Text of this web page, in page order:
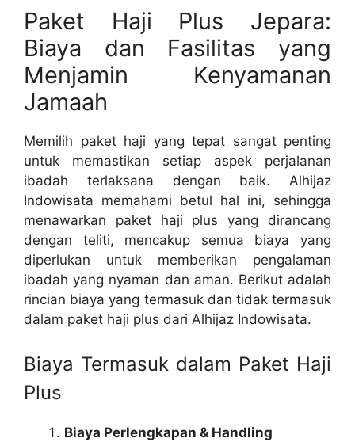
Paket Haji Plus Jepara:
Biaya dan Fasilitas yang
Menjamin Kenyamanan
Jamaah
Memilih paket haji yang tepat sangat penting
untuk memastikan setiap aspek perjalanan
ibadah terlaksana dengan baik. Alhijaz
Indowisata memahami betul hal ini, sehingga
menawarkan paket haji plus yang dirancang
dengan teliti, mencakup semua biaya yang
diperlukan untuk memberikan pengalaman
ibadah yang nyaman dan aman. Berikut adalah
rincian biaya yang termasuk dan tidak termasuk
dalam paket haji plus dari Alhijaz Indowisata.
Biaya Termasuk dalam Paket Haji
Plus
Biaya Perlengkapan & Handling